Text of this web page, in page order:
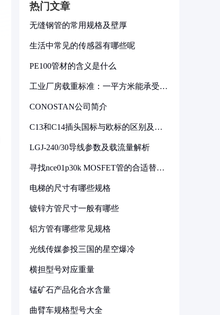
热门文章
无缝钢管的常用规格及壁厚
生活中常见的传感器有哪些呢
PE100管材的含义是什么
工业厂房载重标准：一平方米能承受多
CONOSTAN公司简介
C13和C14插头国标与欧标的区别及其
LGJ-240/30导线参数及载流量解析
寻找nce01p30k MOSFET管的合适替代
电梯的尺寸有哪些规格
镀锌方管尺寸一般有哪些
铝方管有哪些常见规格
光线传媒参投三国的星空爆冷
横担型号对应重量
锰矿石产品化合水含量
曲臂车规格型号大全